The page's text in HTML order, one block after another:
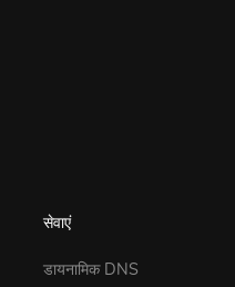
सेवाएं
डायनामिक DNS